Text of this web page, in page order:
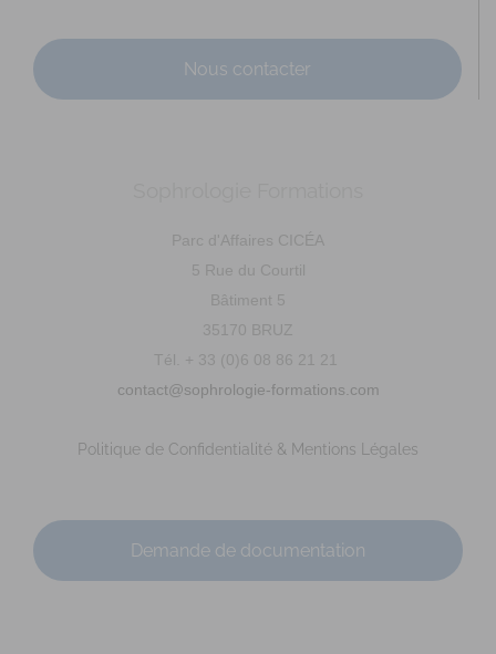
Nous contacter
Parc d'Affaires CICÉA
5 Rue du Courtil
Bâtiment 5
35170 BRUZ
Tél. + 33 (0)6 08 86 21 21
contact@sophrologie-formations.com
Politique de Confidentialité & Mentions Légales
Demande de documentation